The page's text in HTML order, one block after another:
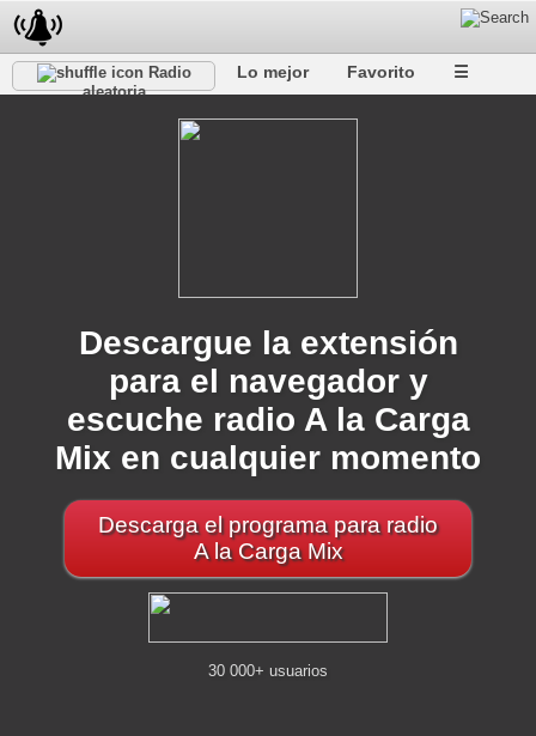
Radio
aleatoria
Lo mejor Favorito ☰
Descargue la extensión
para el navegador y
escuche radio A la Carga
Mix en cualquier momento
Descarga el programa para radio
A la Carga Mix
30 000+ usuarios